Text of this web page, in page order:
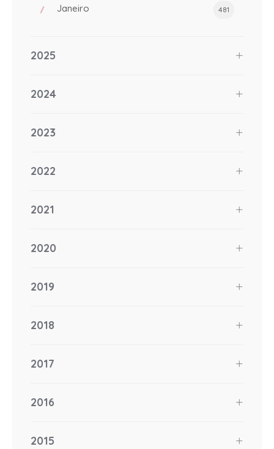
Janeiro 481
2025
2024
2023
2022
2021
2020
2019
2018
2017
2016
2015